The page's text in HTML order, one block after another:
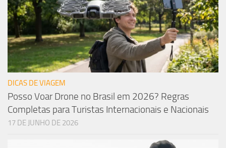
DICAS DE VIAGEM
Posso Voar Drone no Brasil em 2026? Regras
Completas para Turistas Internacionais e Nacionais
17 DE JUNHO DE 2026